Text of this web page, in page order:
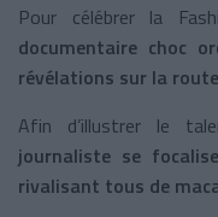
Pour célébrer la
documentaire choc
révélations sur la
Afin d’illustrer le
journaliste se
rivalisant tous de